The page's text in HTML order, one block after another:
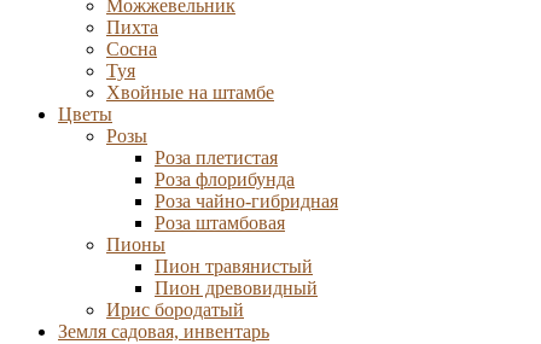
Можжевельник
Пихта
Сосна
Туя
Хвойные на штамбе
Цветы
Розы
Роза плетистая
Роза флорибунда
Роза чайно-гибридная
Роза штамбовая
Пионы
Пион травянистый
Пион древовидный
Ирис бородатый
Земля садовая, инвентарь